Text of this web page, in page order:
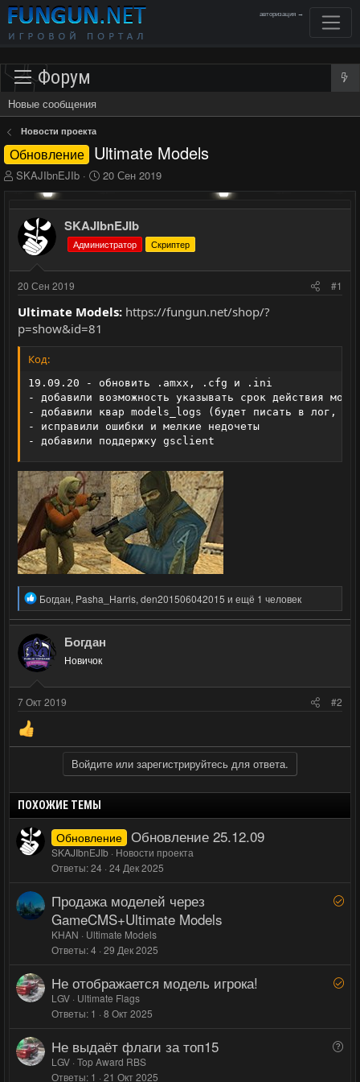
авторизация →
Форум
Новые сообщения
Новости проекта
Обновление Ultimate Models
А
в
р
т
м
ы
SKAJIbnEJIb
Д
а
н
а
а
20 Сен 2019
SKAJIbnEJIb
Администратор Скриптер
20 Сен 2019 #1
Ultimate Models: https://fungun.net/shop/?
p=show&id=81
Код:
19.09.20 - обновить .amxx, .cfg и .ini
- добавили возможность указывать срок действия
- добавили квар models_logs (будет писать в лог,
- исправили ошибки и мелкие недочеты
- добавили поддержку gsclient
Р
е
а
к
ц
и
и
:
Богдан, Pasha_Harris, den201506042015 и ещё 1 человек
Богдан
Новичок
7 Окт 2019 #2
Войдите или зарегистрируйтесь для ответа.
ПОХОЖИЕ ТЕМЫ
Обновление Обновление 25.12.09
SKAJIbnEJIb Новости проекта
Ответы 24 24 Дек 2025
Р
о
Продажа моделей через
GameCMS+Ultimate Models
KHAN
Ultimate Models
Ответы 4 29 Дек 2025
Р
Не отображается модель игрока!
LGV Ultimate Flags
Ответы 1 8 Окт 2025
Не выдаёт флаги за топ15
LGV Top Award RBS
Ответы 1 21 Окт 2025